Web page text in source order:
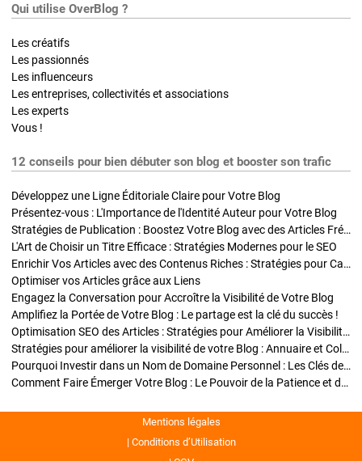
Qui utilise OverBlog ?
Les créatifs
Les passionnés
Les influenceurs
Les entreprises, collectivités et associations
Les experts
Vous !
12 conseils pour bien débuter son blog et booster son trafic
Développez une Ligne Éditoriale Claire pour Votre Blog
Présentez-vous : L'Importance de l'Identité Auteur pour Votre Blog
Stratégies de Publication : Boostez Votre Blog avec des Articles Fréquents et Exclusifs
L'Art de Choisir un Titre Efficace : Stratégies Modernes pour le SEO
Enrichir Vos Articles avec des Contenus Riches : Stratégies pour Captiver et Optimiser
Optimiser vos Articles grâce aux Liens
Engagez la Conversation pour Accroître la Visibilité de Votre Blog
Amplifiez la Portée de Votre Blog : Le partage est la clé du succès !
Optimisation SEO des Articles : Stratégies pour Améliorer la Visibilité de Votre Blog
Stratégies pour améliorer la visibilité de votre Blog : Annuaire et Collaborations
Pourquoi Investir dans un Nom de Domaine Personnel : Les Clés de la Réussite de Votre Blog
Comment Faire Émerger Votre Blog : Le Pouvoir de la Patience et de la Persévérance
Mentions légales
Conditions d’Utilisation